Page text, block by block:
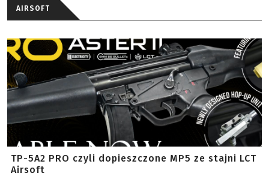
AIRSOFT
TP-5A2 PRO czyli dopieszczone MP5 ze stajni LCT
Airsoft